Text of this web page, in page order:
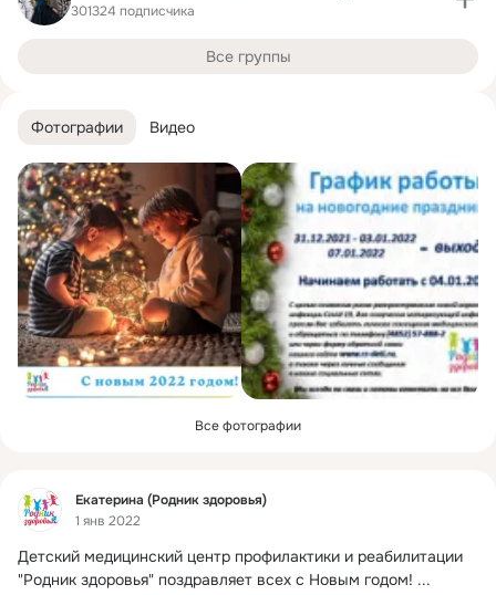
Фотографии Видео
Все фотографии
Фид
Екатерина (Родник здоровья)
1 янв 2022
Детский медицинский центр профилактики и реабилитации
"Родник здоровья" поздравляет всех с Новым годом! ...
301324 подписчика
Все группы